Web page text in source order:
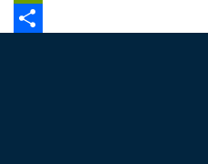
PrintFriendly